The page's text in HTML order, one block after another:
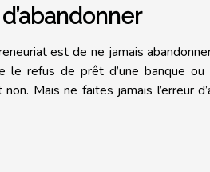
est de ne jamais
le refus de prêt d’une banque
Mais ne faites jamais l’erreur